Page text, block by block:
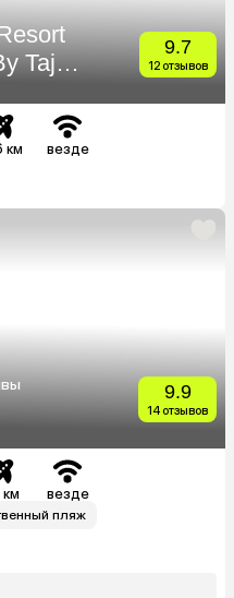
Taj
9.7
12 отзывов
км везде
9.9
14 отзывов
везде
пляж